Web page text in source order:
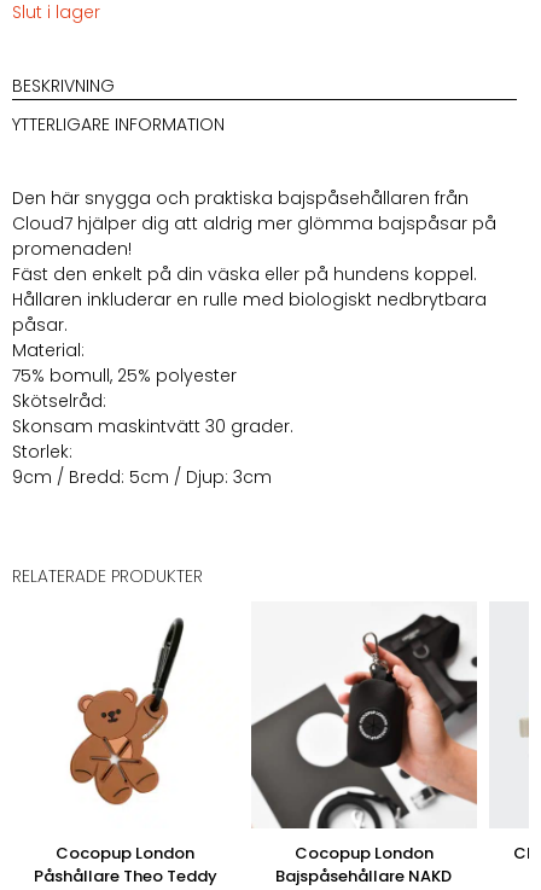
Slut i lager
BESKRIVNING
YTTERLIGARE INFORMATION
Den här snygga och praktiska bajspåsehållaren från
Cloud7 hjälper dig att aldrig mer glömma bajspåsar på
promenaden!
Fäst den enkelt på din väska eller på hundens koppel.
Hållaren inkluderar en rulle med biologiskt nedbrytbara
påsar.
Material:
75% bomull, 25% polyester
Skötselråd:
Skonsam maskintvätt 30 grader.
Storlek:
9cm / Bredd: 5cm / Djup: 3cm
RELATERADE PRODUKTER
Cocopup London
Påshållare Theo Teddy
Cocopup London
Bajspåsehållare NAKD